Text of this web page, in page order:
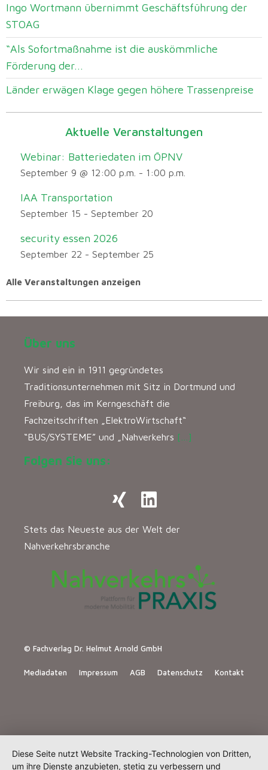
Ingo Wortmann übernimmt Geschäftsführung der
STOAG
“Als Sofortmaßnahme ist die auskömmliche
Förderung der...
Länder erwägen Klage gegen höhere Trassenpreise
Aktuelle Veranstaltungen
Webinar: Batteriedaten im ÖPNV
September 9 @ 12:00 p.m. - 1:00 p.m.
IAA Transportation
September 15 - September 20
security essen 2026
September 22 - September 25
Alle Veranstaltungen anzeigen
Über uns
Wir sind ein in 1911 gegründetes
Traditionsunternehmen mit Sitz in Dortmund und
Freiburg, das im Kerngeschäft die
Fachzeitschriften „ElektroWirtschaft“
“BUS/SYSTEME” und „Nahverkehrs […]
Folgen Sie uns:
Stets das Neueste aus der Welt der
Nahverkehrsbranche
© Fachverlag Dr. Helmut Arnold GmbH
Mediadaten Impressum AGB Datenschutz Kontakt
Diese Seite nutzt Website Tracking-Technologien von Dritten,
um ihre Dienste anzubieten, stetig zu verbessern und